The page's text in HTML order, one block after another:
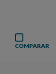
COMPARAR